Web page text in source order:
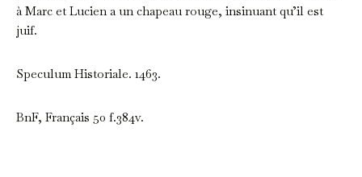
à Marc et Lucien a un chapeau rouge, insinuant qu’il est
juif.
Speculum Historiale. 1463.
BnF, Français 50 f.384v.